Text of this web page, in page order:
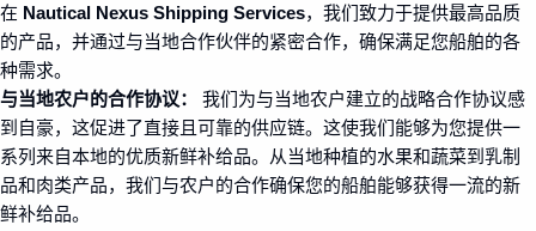
在 Nautical Nexus Shipping Services，我们致力于提供最高品质
的产品，并通过与当地合作伙伴的紧密合作，确保满足您船舶的各
种需求。
与当地农户的合作协议：
我们为与当地农户建立的战略合作协议感
到自豪，这促进了直接且可靠的供应链。这使我们能够为您提供一
系列来自本地的优质新鲜补给品。从当地种植的水果和蔬菜到乳制
品和肉类产品，我们与农户的合作确保您的船舶能够获得一流的新
鲜补给品。